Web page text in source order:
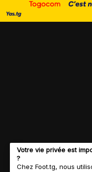
Votre vie privée est
?
Chez Foot.tg, nous